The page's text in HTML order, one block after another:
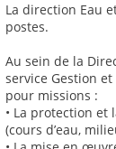
La direction Eau
postes.
Au sein de la
service Gestion
pour missions :
• La protection
(cours d’eau,